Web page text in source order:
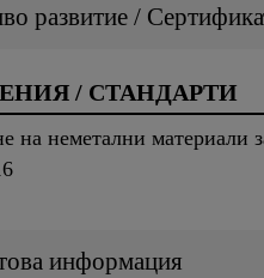
развитие /
/ СТАНДАРТИ
на неметални материали
информация